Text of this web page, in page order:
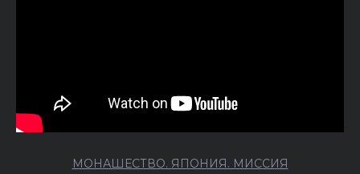
МОНАШЕСТВО. ЯПОНИЯ. МИССИЯ